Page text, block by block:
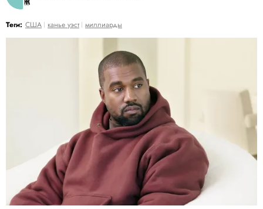
Теги: США канье уэст миллиарды